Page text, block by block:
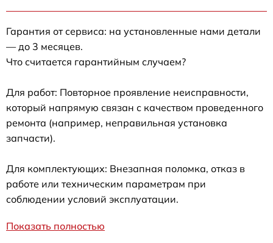
Гарантия от сервиса: на установленные нами детали
— до 3 месяцев.
Что считается гарантийным случаем?
Для работ: Повторное проявление неисправности,
который напрямую связан с качеством проведенного
ремонта (например, неправильная установка
запчасти).
Для комплектующих: Внезапная поломка, отказ в
работе или техническим параметрам при
соблюдении условий эксплуатации.
Показать полностью